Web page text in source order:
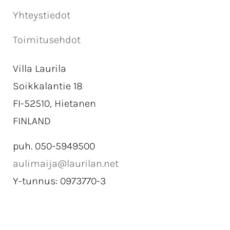
Yhteystiedot
Toimitusehdot
Villa Laurila
Soikkalantie 18
FI-52510, Hietanen
FINLAND
puh. 050-5949500
aulimaija@laurilan.net
Y-tunnus: 0973770-3